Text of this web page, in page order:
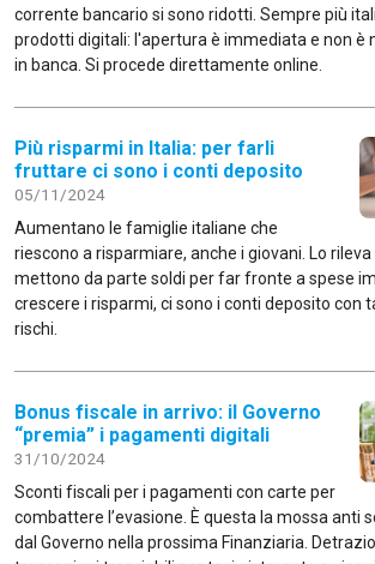
corrente bancario si sono ridotti. Sempre più
prodotti digitali: l'apertura è immediata e non è
in banca. Si procede direttamente online.
Più risparmi in Italia: per farli
fruttare ci sono i conti deposito
05/11/2024
Aumentano le famiglie italiane che
riescono a risparmiare, anche i giovani. Lo rileva
mettono da parte soldi per far fronte a spese
crescere i risparmi, ci sono i conti deposito con
rischi.
Bonus fiscale in arrivo: il Governo
“premia” i pagamenti digitali
31/10/2024
Sconti fiscali per i pagamenti con carte per
combattere l’evasione. È questa la mossa anti
dal Governo nella prossima Finanziaria.